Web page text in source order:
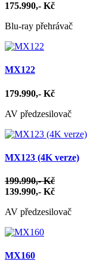
175.990,- Kč
Blu-ray přehrávač
MX122
179.990,- Kč
AV předzesilovač
MX123 (4K verze)
199.990,- Kč
139.990,- Kč
AV předzesilovač
MX160